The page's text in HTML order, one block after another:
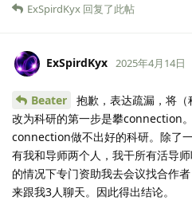
ExSpirdKyx 回复了此帖
ExSpirdKyx 2025年4月14日
Beater
抱歉，表达疏漏，将
改为科研的第一步是攀connection
connection做不出好的科研。除了
有我和导师两个人，我干所有活导
的情况下专门资助我去会议找合作
来跟我3人聊天。因此得出结论。